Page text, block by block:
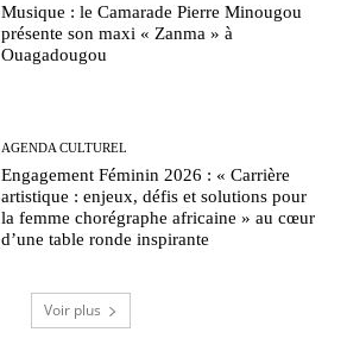
Musique : le Camarade Pierre Minougou
présente son maxi « Zanma » à
Ouagadougou
AGENDA CULTUREL
Engagement Féminin 2026 : « Carrière
artistique : enjeux, défis et solutions pour
la femme chorégraphe africaine » au cœur
d’une table ronde inspirante
Voir plus